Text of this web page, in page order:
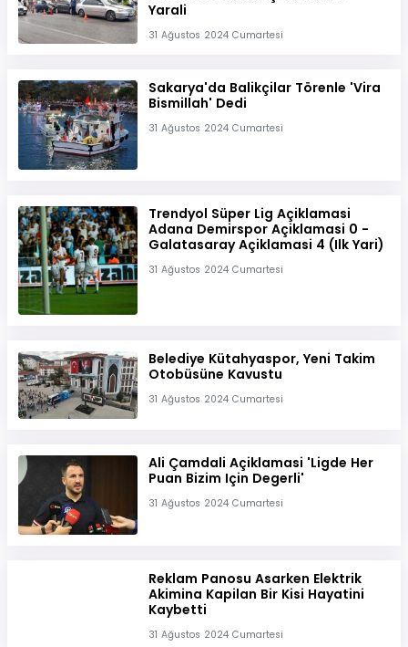
Yarali
31 Ağustos 2024 Cumartesi
Sakarya'da Balikçilar Törenle 'Vira
Bismillah' Dedi
31 Ağustos 2024 Cumartesi
Trendyol Süper Lig Açiklamasi
Adana Demirspor Açiklamasi 0 -
Galatasaray Açiklamasi 4 (Ilk Yari)
31 Ağustos 2024 Cumartesi
Belediye Kütahyaspor, Yeni Takim
Otobüsüne Kavustu
31 Ağustos 2024 Cumartesi
Ali Çamdali Açiklamasi 'Ligde Her
Puan Bizim Için Degerli'
31 Ağustos 2024 Cumartesi
Reklam Panosu Asarken Elektrik
Akimina Kapilan Bir Kisi Hayatini
Kaybetti
31 Ağustos 2024 Cumartesi